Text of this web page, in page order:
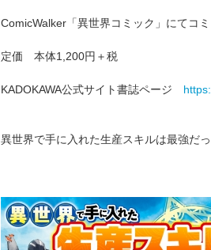
ComicWalker「異世界コミック」にてコ
定価 本体1,200円＋税
KADOKAWA公式サイト書誌ページ
異世界で手に入れた生産スキルは最強だ